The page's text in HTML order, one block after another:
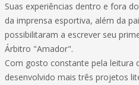
Suas experiências dentro e fora
da imprensa esportiva, além da
possibilitaram a escrever seu
Árbitro "Amador".
Com gosto constante pela leitura
desenvolvido mais três projetos